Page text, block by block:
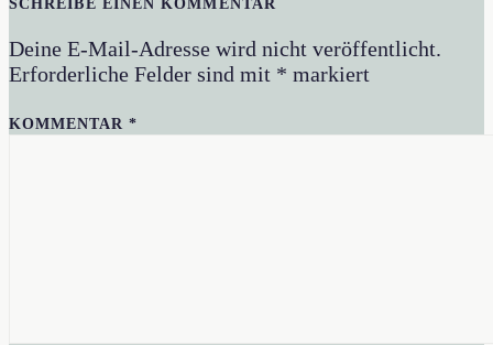
SCHREIBE EINEN KOMMENTAR
Deine E-Mail-Adresse wird nicht veröffentlicht.
Erforderliche Felder sind mit * markiert
KOMMENTAR*